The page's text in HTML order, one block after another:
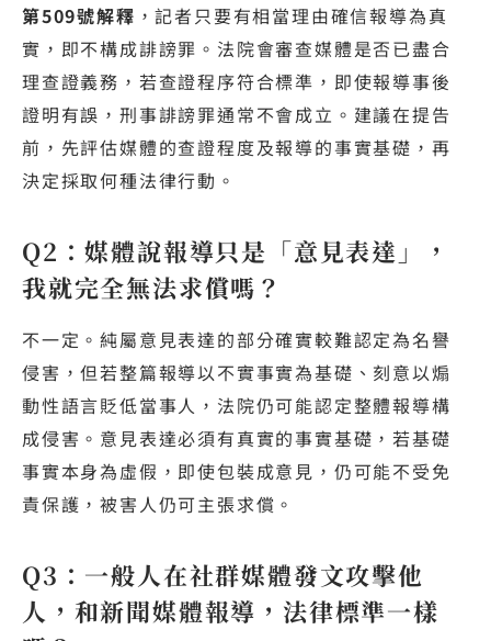
第509號解釋 ，記者只要有相當理由確信報導為真
實，即不構成誹謗罪。法院會審查媒體是否已盡合
理查證義務，若查證程序符合標準，即使報導事後
證明有誤，刑事誹謗罪通常不會成立。建議在提告
前，先評估媒體的查證程度及報導的事實基礎，再
決定採取何種法律行動。
Q2：媒體說報導只是「意見表達」，
我就完全無法求償嗎？
不一定。純屬意見表達的部分確實較難認定為名譽
侵害，但若整篇報導以不實事實為基礎、刻意以煽
動性語言貶低當事人，法院仍可能認定整體報導構
成侵害。意見表達必須有真實的事實基礎，若基礎
事實本身為虛假，即使包裝成意見，仍可能不受免
責保護，被害人仍可主張求償。
Q3：一般人在社群媒體發文攻擊他
人，和新聞媒體報導，法律標準一樣